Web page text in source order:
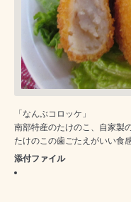
「なんぶコロッケ」
南部特産のたけのこ、自家製
たけのこの歯ごたえがいい食
添付ファイル